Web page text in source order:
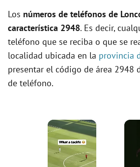
Los números de teléfonos de
característica 2948. Es decir,
teléfono que se reciba o que se
localidad ubicada en la provincia
presentar el código de área 2948
de teléfono.
×